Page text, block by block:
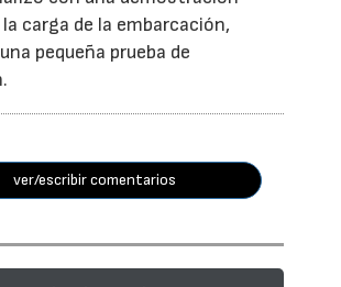
carga de la embarcación,
pequeña prueba de
ver/escribir comentarios